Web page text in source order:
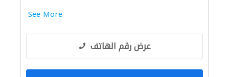
See More
عرض رقم الهاتف